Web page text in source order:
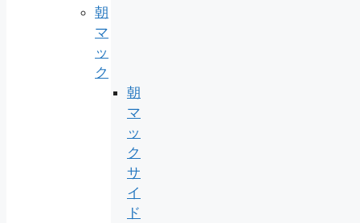
朝
マ
ッ
ク
朝
マ
ッ
ク
サ
イ
ド